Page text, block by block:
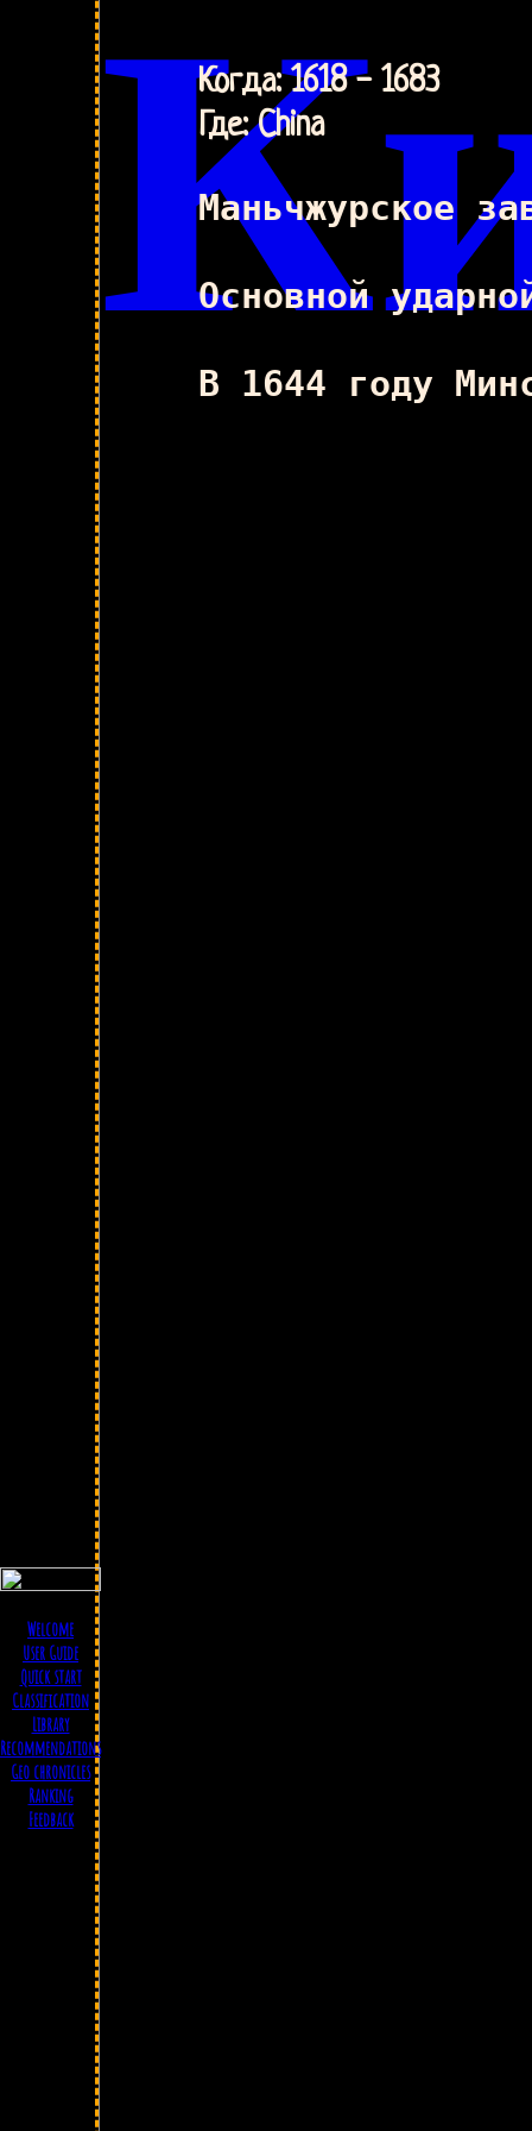
Когда: 1618 - 1683
Где: China
Маньчжурское
Основной
В 1644 году
Welcome
User Guide
Quick start
Classification
Library
Recommendations
Geo chronicles
Ranking
Feedback